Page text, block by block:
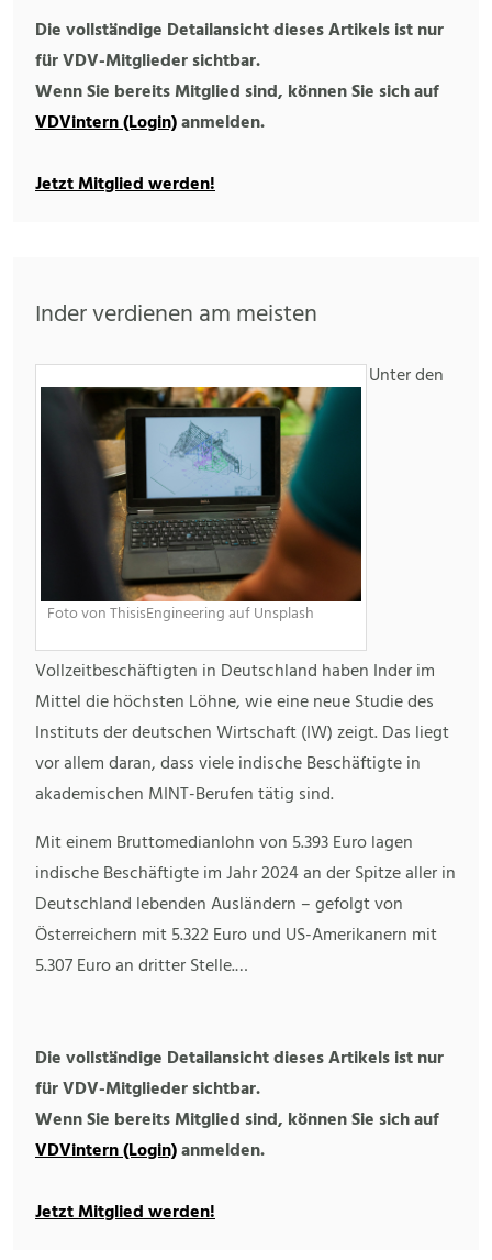
Die vollständige Detailansicht dieses Artikels ist nur
für VDV-Mitglieder sichtbar.
Wenn Sie bereits Mitglied sind, können Sie sich auf
VDVintern (Login)anmelden.
Jetzt Mitglied werden!
Inder verdienen am meisten
Foto von ThisisEngineering auf Unsplash
Unter den
Vollzeitbeschäftigten in Deutschland haben Inder im
Mittel die höchsten Löhne, wie eine neue Studie des
Instituts der deutschen Wirtschaft (IW) zeigt. Das liegt
vor allem daran, dass viele indische Beschäftigte in
akademischen MINT-Berufen tätig sind.
Mit einem Bruttomedianlohn von 5.393 Euro lagen
indische Beschäftigte im Jahr 2024 an der Spitze aller in
Deutschland lebenden Ausländern – gefolgt von
Österreichern mit 5.322 Euro und US-Amerikanern mit
5.307 Euro an dritter Stelle.…
Die vollständige Detailansicht dieses Artikels ist nur
für VDV-Mitglieder sichtbar.
Wenn Sie bereits Mitglied sind, können Sie sich auf
VDVintern (Login)anmelden.
Jetzt Mitglied werden!